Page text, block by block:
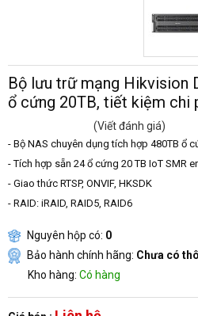
Bộ lưu trữ mạng Hikvision
ổ cứng 20TB, tiết kiệm chi
(Viết đánh giá)
- Bộ NAS chuyên dụng tích hợp 480TB ổ
- Tích hợp sẵn 24 ổ cứng 20 TB IoT SMR
- Giao thức RTSP, ONVIF, HKSDK
- RAID: iRAID, RAID5, RAID6
Nguyên hộp có: 0
Bảo hành chính hãng: Chưa có
Kho hàng: Có hàng